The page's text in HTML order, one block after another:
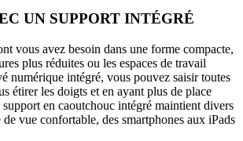
UN SUPPORT INTÉGRÉ
vous avez besoin dans une forme compacte,
plus réduites ou les espaces de travail
numérique intégré, vous pouvez saisir toutes
étirer les doigts et en ayant plus de place
en caoutchouc intégré maintient divers
vue confortable, des smartphones aux iPads